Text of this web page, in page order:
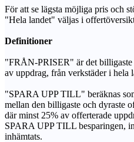
För att se lägsta möjliga pris och
"Hela landet" väljas i
Definitioner
"FRÅN-PRISER" är det billigaste
av uppdrag, från verkstäder i hela
"SPARA UPP TILL" beräknas
mellan den billigaste och dyraste
där minst 25% av offerterade
SPARA UPP TILL besparingen,
inhämtats.